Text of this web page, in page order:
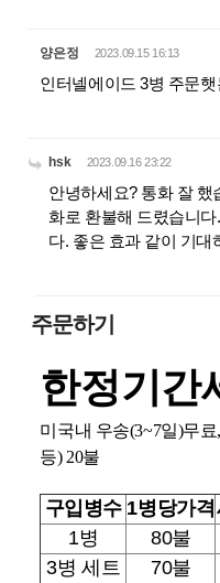
양은정 2023.09.15 16:13
인터넬에이드 3병 주문
hsk 2023.09.16 23:22
안녕하세요? 통화 잘 했
화로 환불해 드렸습니
다. 좋은 효과 같이 기대
주문하기
한정기간
미국내 우송(3~7일)무
등) 20불
구입병수 1병당가격
1병
80불
3병 세트
70불